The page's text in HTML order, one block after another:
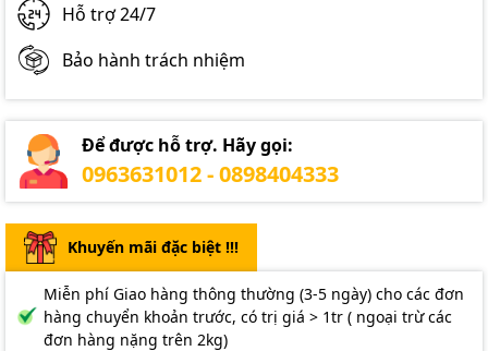
Hỗ trợ 24/7
Bảo hành trách nhiệm
Để được hỗ trợ. Hãy gọi:
0963631012 - 0898404333
Khuyến mãi đặc biệt !!!
Miễn phí Giao hàng thông thường (3-5 ngày) cho các đơn
hàng chuyển khoản trước, có trị giá > 1tr ( ngoại trừ các
đơn hàng nặng trên 2kg)